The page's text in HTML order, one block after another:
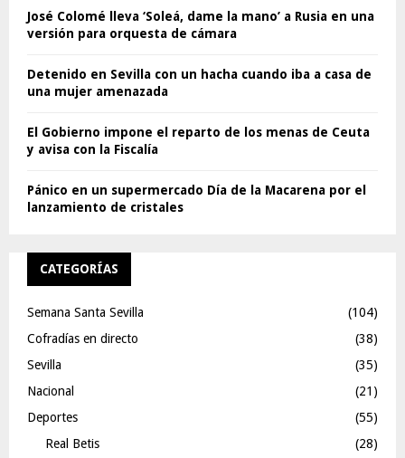
José Colomé lleva ‘Soleá, dame la mano’ a Rusia en una
versión para orquesta de cámara
Detenido en Sevilla con un hacha cuando iba a casa de
una mujer amenazada
El Gobierno impone el reparto de los menas de Ceuta
y avisa con la Fiscalía
Pánico en un supermercado Día de la Macarena por el
lanzamiento de cristales
CATEGORÍAS
Semana Santa Sevilla
(104)
Cofradías en directo
(38)
Sevilla
(35)
Nacional
(21)
Deportes
(55)
Real Betis
(28)